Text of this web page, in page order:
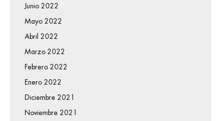
Junio 2022
Mayo 2022
Abril 2022
Marzo 2022
Febrero 2022
Enero 2022
Diciembre 2021
Noviembre 2021